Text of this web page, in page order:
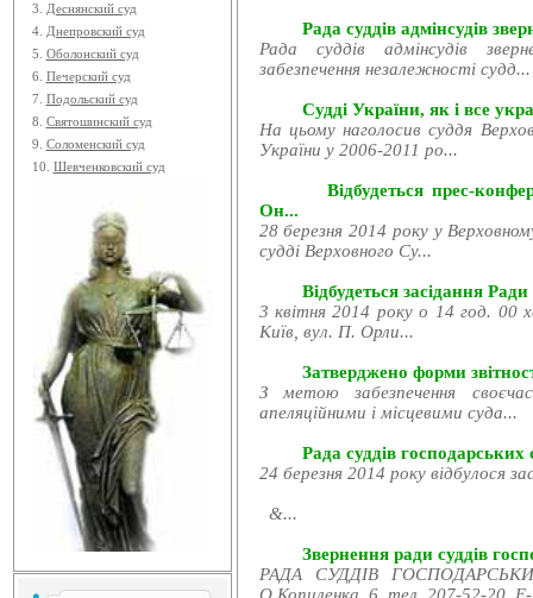
3.
Деснянский суд
4. Днепровский суд
5. Оболонский суд
6. Печерский суд
7. Подольский суд
8. Святошинский суд
9. Соломенский суд
10. Шевченковский суд
Рада суддів адмінсудів
Рада суддів адмінсудів
забезпечення незалежності судд...
Судді України, як і все
На цьому наголосив суддя
України у 2006-2011 ро...
Відбудеться прес-
Он...
28 березня 2014 року у
судді Верховного Су...
Відбудеться засідання
3 квітня 2014 року о 14 год. 00
Київ, вул. П. Орли...
Затверджено форми
З метою забезпечення
апеляційними і місцевими суда...
Рада суддів господарських
24 березня 2014 року відбулося
&...
Звернення ради суддів
РАДА СУДДІВ